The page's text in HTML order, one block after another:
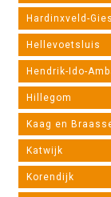
Hardinxveld-
Hellevoetsluis
Hendrik-Ido-
Hillegom
Kaag en
Katwijk
Korendijk